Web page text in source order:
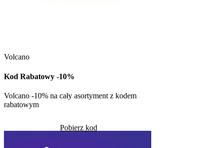
Volcano
Kod Rabatowy -10%
Volcano -10% na cały asortyment z kodem
rabatowym
Pobierz kod